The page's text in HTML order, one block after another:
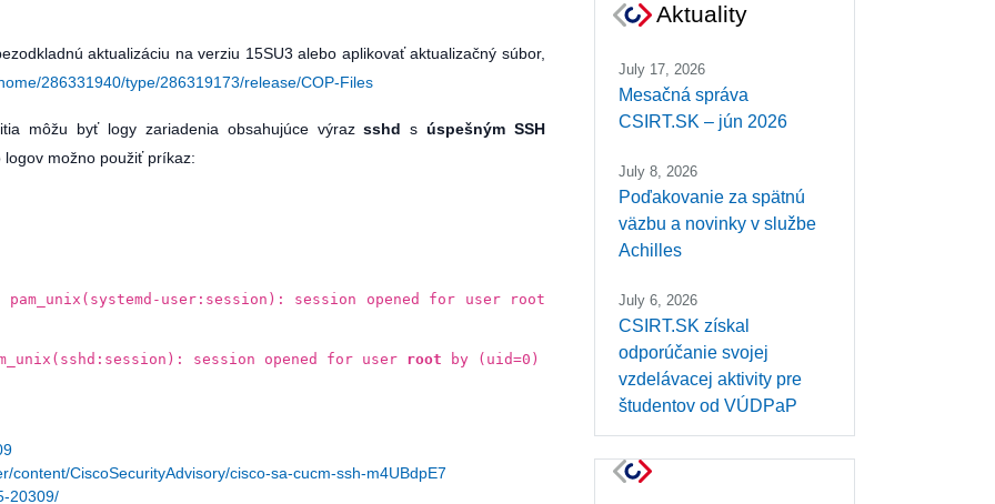
aktualizáciu na verziu 15SU3 alebo aplikovať aktualizačný súbor,
286331940/type/286319173/release/COP-Files
môžu byť logy zariadenia obsahujúce výrazsshdsúspešným SSH
logov možno použiť príkaz:
user:session): session opened for user root
session opened for user root by (uid=0)
content/CiscoSecurityAdvisory/cisco-sa-cucm-ssh-m4UBdpE7
20309/
Aktuality
July 17, 2026
Mesačná správa
CSIRT.SK – jún 2026
July 8, 2026
Poďakovanie za spätnú
väzbu a novinky v službe
Achilles
July 6, 2026
CSIRT.SK získal
odporúčanie svojej
vzdelávacej aktivity pre
študentov od VÚDPaP